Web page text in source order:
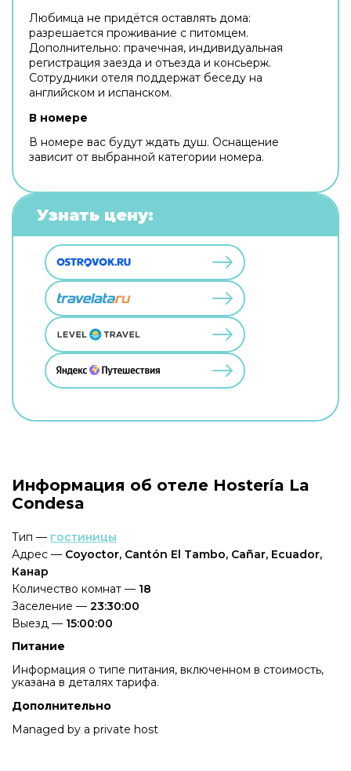
Любимца не придётся оставлять дома:
разрешается проживание с питомцем.
Дополнительно: прачечная, индивидуальная
регистрация заезда и отъезда и консьерж.
Сотрудники отеля поддержат беседу на
английском и испанском.
В номере
В номере вас будут ждать душ. Оснащение
зависит от выбранной категории номера.
Узнать цену:
Информация об отеле Hostería La
Condesa
Тип — гостиницы
Адрес — Coyoctor, Cantón El Tambo, Cañar, Ecuador,
Канар
Количество комнат — 18
Заселение — 23:30:00
Выезд — 15:00:00
Питание
Информация о типе питания, включенном в стоимость,
указана в деталях тарифа.
Дополнительно
Managed by a private host